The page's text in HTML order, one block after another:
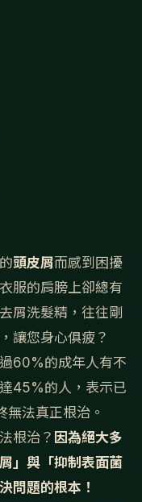
頭皮屑而感到困擾
服的肩膀上卻總有
屑洗髮精，往往剛
讓您身心俱疲？
60%的成年人有不
45%的人，表示已
法真正根治。
根治？ 因為絕大多
」與「抑制表面菌
問題的根本！